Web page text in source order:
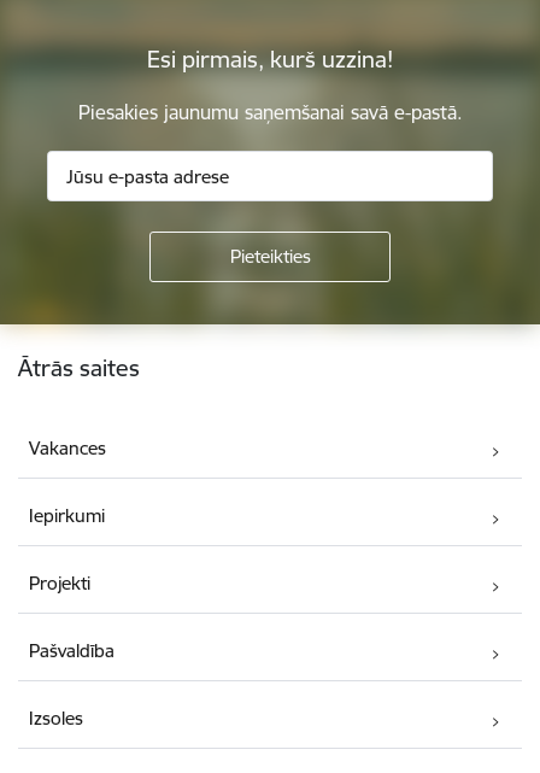
Esi pirmais, kurš uzzina!
Piesakies jaunumu saņemšanai savā e-pastā.
Kājene
Ātrās saites
Vakances
Iepirkumi
Projekti
Pašvaldība
Izsoles